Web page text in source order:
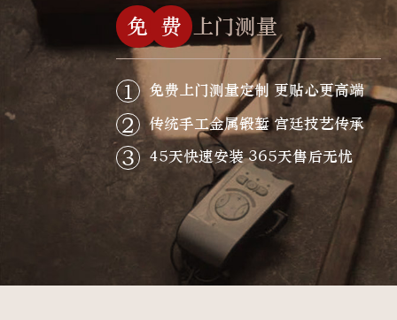
免 费 上门测量
1 免费上门测量定制 更贴心更高端
2 传统手工金属锻錾 宫廷技艺传承
3 45天快速安装 365天售后无忧